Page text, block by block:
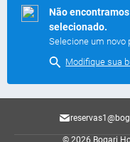
Não
selecionado.
Selecione um novo
Modifique sua
© 2026 Bogari